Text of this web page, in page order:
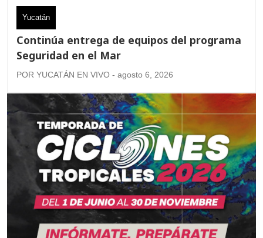
Yucatán
Continúa entrega de equipos del programa
Seguridad en el Mar
POR YUCATÁN EN VIVO - agosto 6, 2026